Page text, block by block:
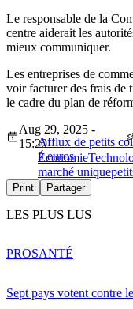
Le responsable de la
centre aiderait les
mieux communiquer.
Les entreprises de
voir facturer des frais de
le cadre du plan de
Afflux de petits
2 euros
Aug 29, 2025 -
15:20
Économie
marché unique
Print Partager
LES PLUS LUS
Sept pays votent contre
PROSANTÉ